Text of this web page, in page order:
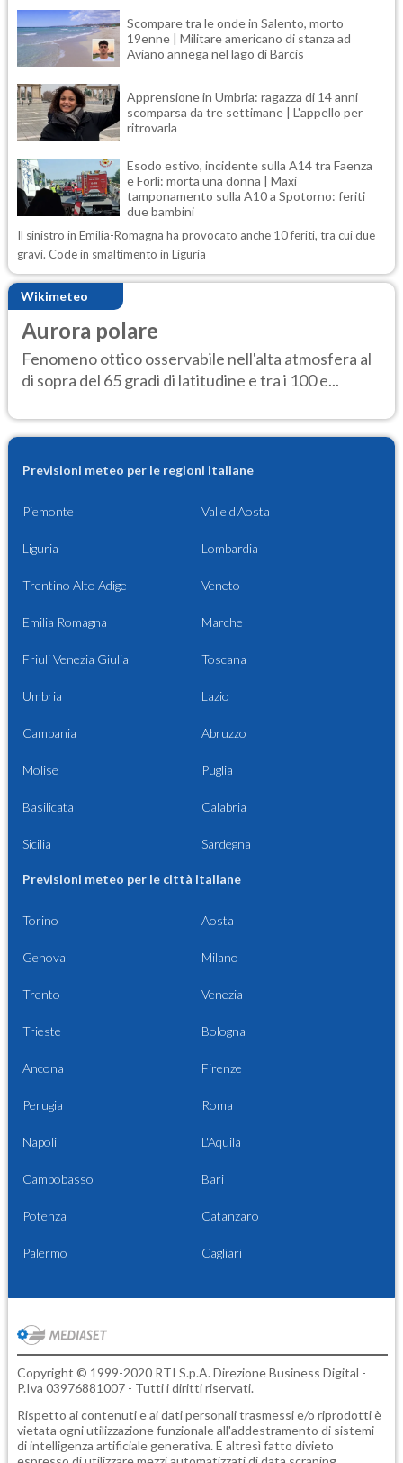
Scompare tra le onde in Salento, morto
19enne | Militare americano di stanza ad
Aviano annega nel lago di Barcis
Apprensione in Umbria: ragazza di 14 anni
scomparsa da tre settimane | L'appello per
ritrovarla
Esodo estivo, incidente sulla A14 tra Faenza
e Forlì: morta una donna | Maxi
tamponamento sulla A10 a Spotorno: feriti
due bambini
Il sinistro in Emilia-Romagna ha provocato anche 10 feriti, tra cui due
gravi. Code in smaltimento in Liguria
Wikimeteo
Aurora polare
Fenomeno ottico osservabile nell'alta atmosfera al
di sopra del 65 gradi di latitudine e tra i 100 e...
Previsioni meteo per le regioni italiane
Piemonte Valle d'Aosta
Liguria Lombardia
Trentino Alto Adige Veneto
Emilia Romagna Marche
Friuli Venezia Giulia Toscana
Umbria Lazio
Campania Abruzzo
Molise Puglia
Basilicata Calabria
Sicilia Sardegna
Previsioni meteo per le città italiane
Torino Aosta
Genova Milano
Trento Venezia
Trieste Bologna
Ancona Firenze
Perugia Roma
Napoli L'Aquila
Campobasso Bari
Potenza Catanzaro
Palermo Cagliari
Copyright © 1999-2020 RTI S.p.A. Direzione Business Digital -
P.Iva 03976881007 - Tutti i diritti riservati.
Rispetto ai contenuti e ai dati personali trasmessi e/o riprodotti è
vietata ogni utilizzazione funzionale all'addestramento di sistemi
di intelligenza artificiale generativa. È altresì fatto divieto